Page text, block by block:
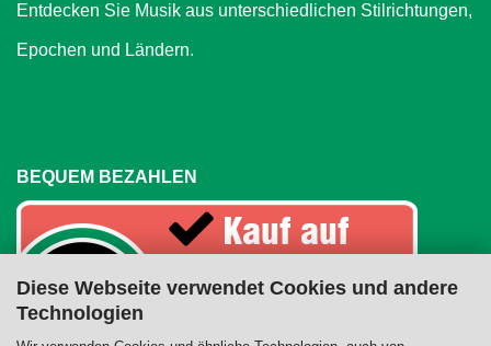
Diese Webseite verwendet Cookies und andere
Technologien
Entdecken Sie Musik aus unterschiedlichen Stilrichtungen,
Epochen und Ländern.
BEQUEM BEZAHLEN